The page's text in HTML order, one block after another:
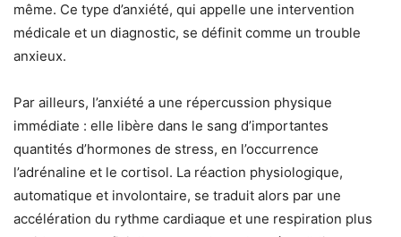
même. Ce type d’anxiété, qui appelle une intervention
médicale et un diagnostic, se définit comme un trouble
anxieux.
Par ailleurs, l’anxiété a une répercussion physique
immédiate : elle libère dans le sang d’importantes
quantités d’hormones de stress, en l’occurrence
l’adrénaline et le cortisol. La réaction physiologique,
automatique et involontaire, se traduit alors par une
accélération du rythme cardiaque et une respiration plus